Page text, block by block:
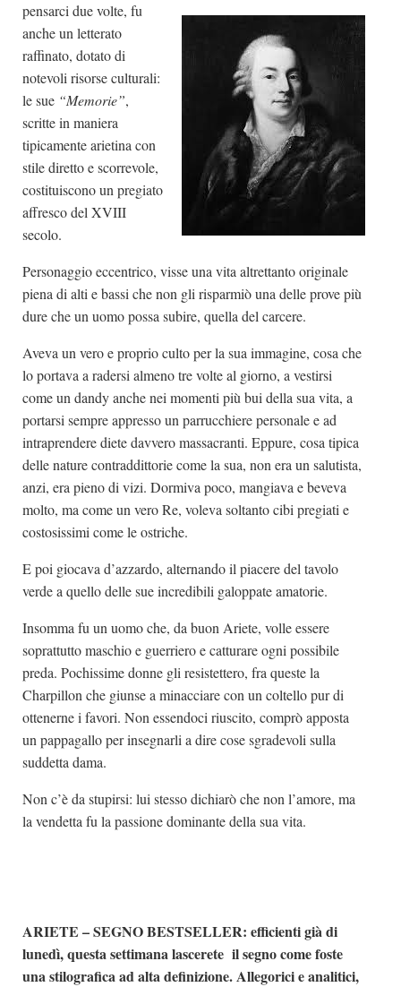
pensarci due volte, fu
anche un letterato
raffinato, dotato di
notevoli risorse culturali:
le sue “Memorie”,
scritte in maniera
tipicamente arietina con
stile diretto e scorrevole,
costituiscono un pregiato
affresco del XVIII
secolo.
Personaggio eccentrico, visse una vita altrettanto originale
piena di alti e bassi che non gli risparmiò una delle prove più
dure che un uomo possa subire, quella del carcere.
Aveva un vero e proprio culto per la sua immagine, cosa che
lo portava a radersi almeno tre volte al giorno, a vestirsi
come un dandy anche nei momenti più bui della sua vita, a
portarsi sempre appresso un parrucchiere personale e ad
intraprendere diete davvero massacranti. Eppure, cosa tipica
delle nature contraddittorie come la sua, non era un salutista,
anzi, era pieno di vizi. Dormiva poco, mangiava e beveva
molto, ma come un vero Re, voleva soltanto cibi pregiati e
costosissimi come le ostriche.
E poi giocava d’azzardo, alternando il piacere del tavolo
verde a quello delle sue incredibili galoppate amatorie.
Insomma fu un uomo che, da buon Ariete, volle essere
soprattutto maschio e guerriero e catturare ogni possibile
preda. Pochissime donne gli resistettero, fra queste la
Charpillon che giunse a minacciare con un coltello pur di
ottenerne i favori. Non essendoci riuscito, comprò apposta
un pappagallo per insegnarli a dire cose sgradevoli sulla
suddetta dama.
Non c’è da stupirsi: lui stesso dichiarò che non l’amore, ma
la vendetta fu la passione dominante della sua vita.
ARIETE – SEGNO BESTSELLER: efficienti già di
lunedì, questa settimana lascerete il segno come foste
una stilografica ad alta definizione. Allegorici e analitici,